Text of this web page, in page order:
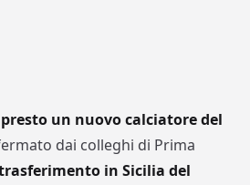
un nuovo calciatore del
dai colleghi di Prima
in Sicilia del